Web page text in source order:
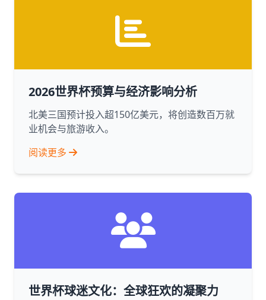
2026世界杯预算与经济影响分析
北美三国预计投入超150亿美元，将创造数百万就
业机会与旅游收入。
阅读更多
世界杯球迷文化：全球狂欢的凝聚力